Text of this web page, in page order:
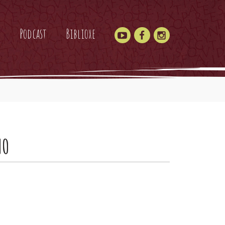
Podcast Biblioxe